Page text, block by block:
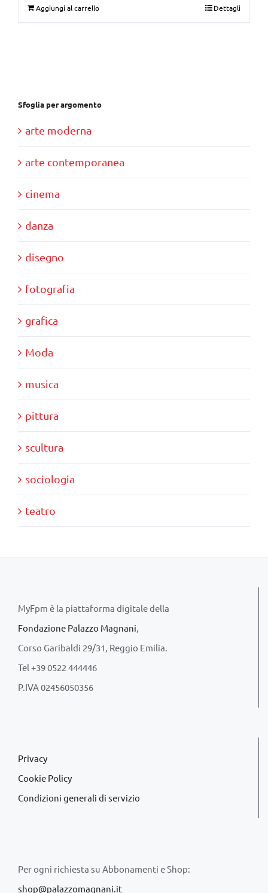
Aggiungi al carrello Dettagli
Sfoglia per argomento
arte moderna
arte contemporanea
cinema
danza
disegno
fotografia
grafica
Moda
musica
pittura
scultura
sociologia
teatro
MyFpm è la piattaforma digitale della
Fondazione Palazzo Magnani
Corso Garibaldi 29/31, Reggio Emilia.
Tel +39 0522 444446
P.IVA 02456050356
Privacy
Cookie Policy
Condizioni generali di servizio
Per ogni richiesta su Abbonamenti e Shop:
shop@palazzomagnani.it